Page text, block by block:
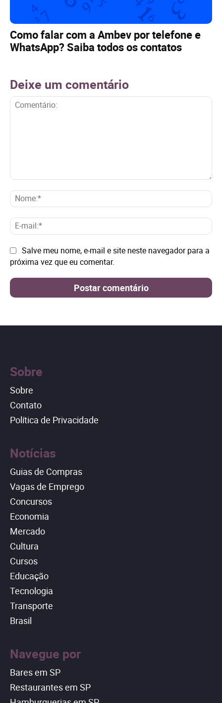
Como falar com a Ambev por telefone e
WhatsApp? Saiba todos os contatos
Deixe um comentário
E-
Site: Salve meu nome, e-mail e site neste navegador para a
próxima vez que eu comentar.
Sobre
Sobre
Contato
Política de Privacidade
Notícias
Guias de Compras
Vagas de Emprego
Concursos
Economia
Mercado
Cultura
Cursos
Educação
Tecnologia
Transporte
Brasil
Navegue por
Bares em SP
Restaurantes em SP